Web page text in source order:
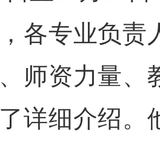
各专业负责
师资力量、
详细介绍。